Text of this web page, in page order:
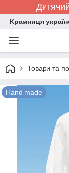
Крамниця
Товари та
Hand made